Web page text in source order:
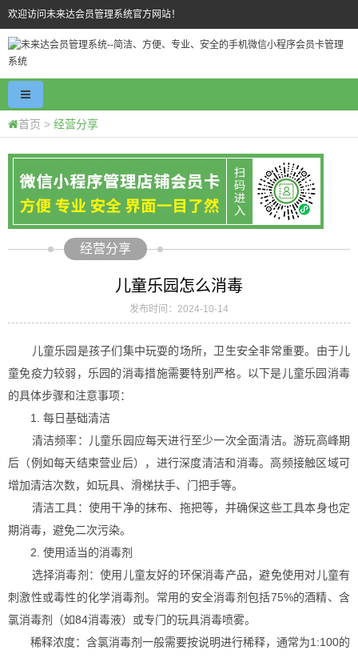
欢迎访问未来达会员管理系统官方网站！
首页 > 经营分享
经营分享
儿童乐园怎么消毒
发布时间：2024-10-14
儿童乐园是孩子们集中玩耍的场所，卫生安全非常重要。由于儿
童免疫力较弱，乐园的消毒措施需要特别严格。以下是儿童乐园消毒
的具体步骤和注意事项：
1. 每日基础清洁
清洁频率：儿童乐园应每天进行至少一次全面清洁。游玩高峰期
后（例如每天结束营业后），进行深度清洁和消毒。高频接触区域可
增加清洁次数，如玩具、滑梯扶手、门把手等。
清洁工具：使用干净的抹布、拖把等，并确保这些工具本身也定
期消毒，避免二次污染。
2. 使用适当的消毒剂
选择消毒剂：使用儿童友好的环保消毒产品，避免使用对儿童有
刺激性或毒性的化学消毒剂。常用的安全消毒剂包括75%的酒精、含
氯消毒剂（如84消毒液）或专门的玩具消毒喷雾。
稀释浓度：含氯消毒剂一般需要按说明进行稀释，通常为1:100的